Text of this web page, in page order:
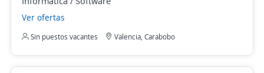
Ver ofertas
Sin puestos vacantes Valencia, Carabobo